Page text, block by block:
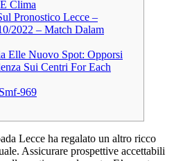
Clima
Pronostico Lecce –
2022 – Match Dalam
Elle Nuovo Spot: Opporsi
Sui Centri For Each
969
Lecce ha regalato un altro ricco
Assicurare prospettive accettabili